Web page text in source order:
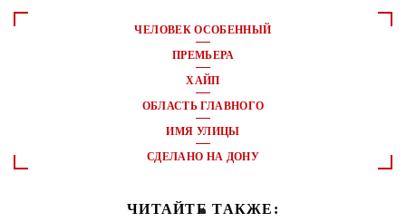
ЧЕЛОВЕК ОСОБЕННЫЙ
ПРЕМЬЕРА
ХАЙП
ОБЛАСТЬ ГЛАВНОГО
ИМЯ УЛИЦЫ
СДЕЛАНО НА ДОНУ
ЧИТАЙТЕ ТАКЖЕ: